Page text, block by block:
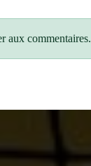
aux commentaires.